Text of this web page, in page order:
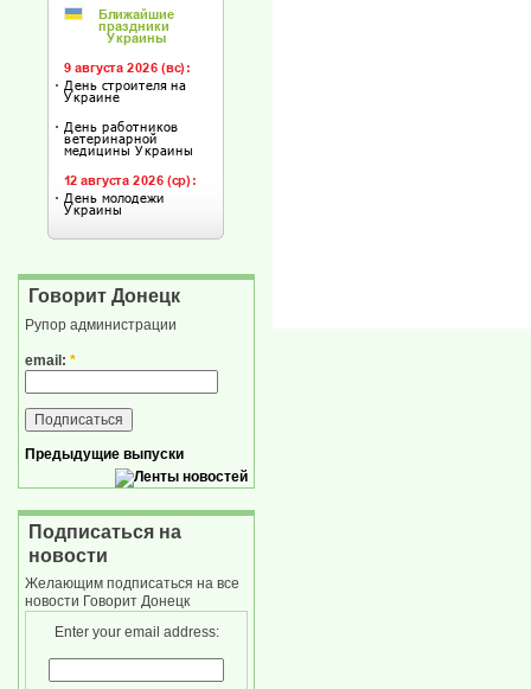
Говорит Донецк
Рупор администрации
email: *
Предыдущие выпуски
Подписаться на
новости
Желающим подписаться на все
новости Говорит Донецк
Enter your email address: